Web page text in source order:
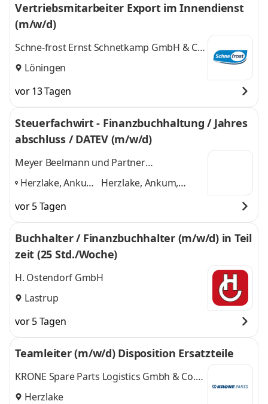
Vertriebsmitarbeiter Export im Innendienst
(m/w/d)
Schne-frost Ernst Schnetkamp GmbH & Co.
KGLöningen
vor 13 Tagen
Steuerfachwirt - Finanzbuchhaltung / Jahres
abschluss / DATEV (m/w/d)
Meyer Beelmann und Partner
Steuerberatungsgesellschaft mbB Ankum
Herzlake, Ankum,
(Oldenburg),
Lastrup,
Herzlake, Ankum,
vor 5 Tagen
Buchhalter / Finanzbuchhalter (m/w/d) in Teil
zeit (25 Std./Woche)
H. Ostendorf GmbH
Lastrup
vor 5 Tagen
Teamleiter (m/w/d) Disposition Ersatzteile
KRONE Spare Parts Logistics Gmbh & Co.
KGHerzlake